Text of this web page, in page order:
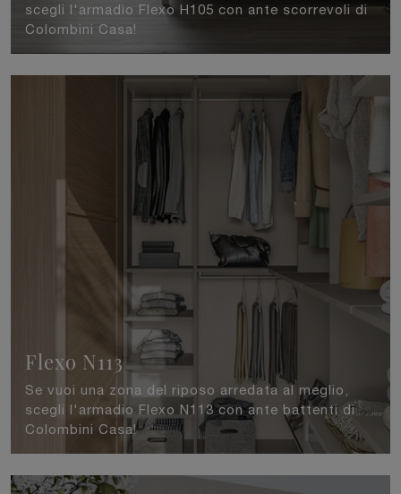
scegli l'armadio Flexo H105 con ante scorrevoli di
Colombini Casa!
Flexo N113
Se vuoi una zona del riposo arredata al meglio,
scegli l'armadio Flexo N113 con ante battenti di
Colombini Casa!